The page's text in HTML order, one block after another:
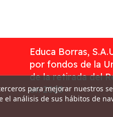
Educa Borras,
por fondos de la
de la retirada del
en 2023
para mejorar nuestros
análisis de sus hábitos de